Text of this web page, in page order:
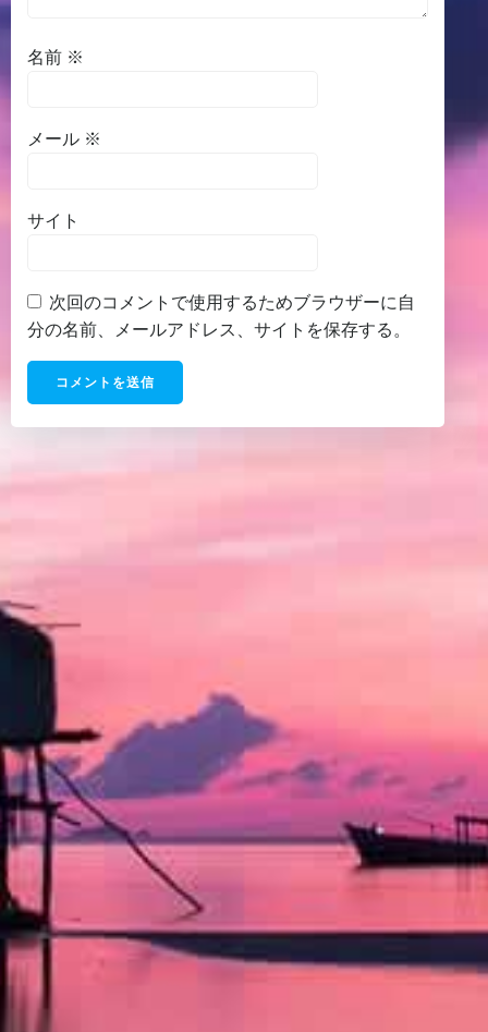
名前 ※
メール ※
サイト
次回のコメントで使用するためブラウザーに自
分の名前、メールアドレス、サイトを保存する。